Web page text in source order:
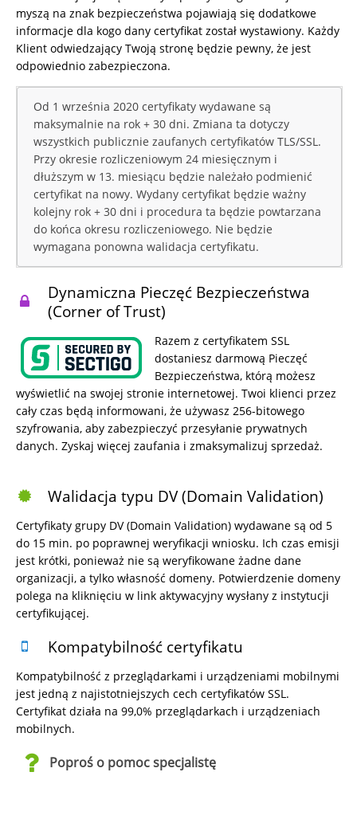
myszą na znak bezpieczeństwa pojawiają się dodatkowe
informacje dla kogo dany certyfikat został wystawiony. Każdy
Klient odwiedzający Twoją stronę będzie pewny, że jest
odpowiednio zabezpieczona.
Od 1 września 2020 certyfikaty wydawane są
maksymalnie na rok + 30 dni. Zmiana ta dotyczy
wszystkich publicznie zaufanych certyfikatów TLS/SSL.
Przy okresie rozliczeniowym 24 miesięcznym i
dłuższym w 13. miesiącu będzie należało podmienić
certyfikat na nowy. Wydany certyfikat będzie ważny
kolejny rok + 30 dni i procedura ta będzie powtarzana
do końca okresu rozliczeniowego. Nie będzie
wymagana ponowna walidacja certyfikatu.
Dynamiczna Pieczęć Bezpieczeństwa
(Corner of Trust)
Razem z certyfikatem SSL
dostaniesz darmową Pieczęć
Bezpieczeństwa, którą możesz
wyświetlić na swojej stronie internetowej. Twoi klienci przez
cały czas będą informowani, że używasz 256-bitowego
szyfrowania, aby zabezpieczyć przesyłanie prywatnych
danych. Zyskaj więcej zaufania i zmaksymalizuj sprzedaż.
Walidacja typu DV (Domain Validation)
Certyfikaty grupy DV (Domain Validation) wydawane są od 5
do 15 min. po poprawnej weryfikacji wniosku. Ich czas emisji
jest krótki, ponieważ nie są weryfikowane żadne dane
organizacji, a tylko własność domeny. Potwierdzenie domeny
polega na kliknięciu w link aktywacyjny wysłany z instytucji
certyfikującej.
Kompatybilność certyfikatu
Kompatybilność z przeglądarkami i urządzeniami mobilnymi
jest jedną z najistotniejszych cech certyfikatów SSL.
Certyfikat działa na 99,0% przeglądarkach i urządzeniach
mobilnych.
Poproś o pomoc specjalistę